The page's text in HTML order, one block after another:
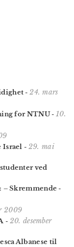
-24. mars
for NTNU- 10.
Israel - 29. mai
ved
– Skremmende -
2009
- 20. desember
Albanese til